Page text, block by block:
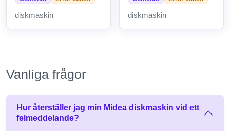
diskmaskin diskmaskin
Vanliga frågor
Hur återställer jag min Midea diskmaskin vid ett
felmeddelande?